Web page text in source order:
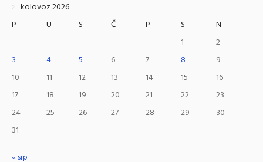
kolovoz 2026
P
U S Č P S
N
1
2
3
4 5 6 7 8
9
10
11 12 13 14 15
16
17
18 19 20 21 22
23
24
25 26 27 28 29
30
31
« srp